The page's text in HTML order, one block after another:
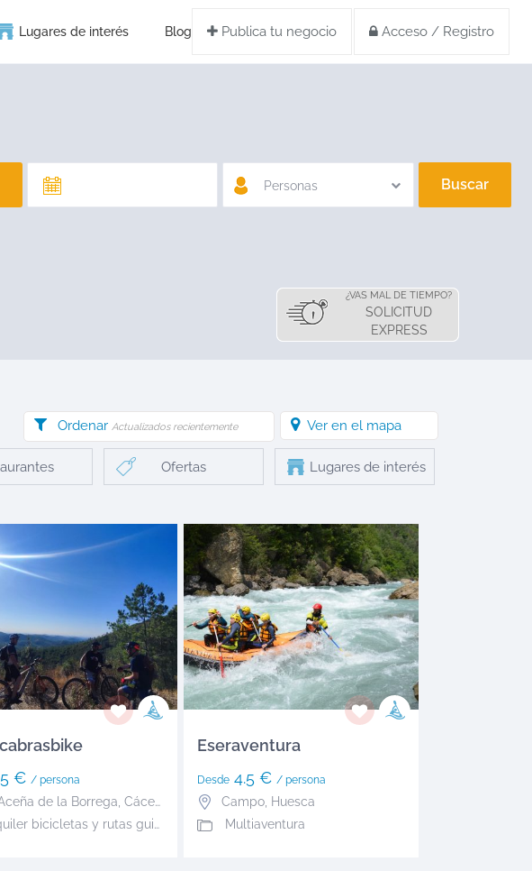
Publica tu negocio Acceso / Registro
Lugares de interés Blog
Personas Buscar
¿VAS MAL DE TIEMPO?
SOLICITUD
EXPRESS
Ordenar Actualizados recientemente Ver en el mapa
Ofertas Lugares de interés
€ / persona
Aceña de la Borrega Cáceres
y rutas guiadas, kayak, paddle SUP, rápel, escalada, vía ferrata
Eseraventura
Desde4.5 € / persona
Campo, Huesca
Multiaventura